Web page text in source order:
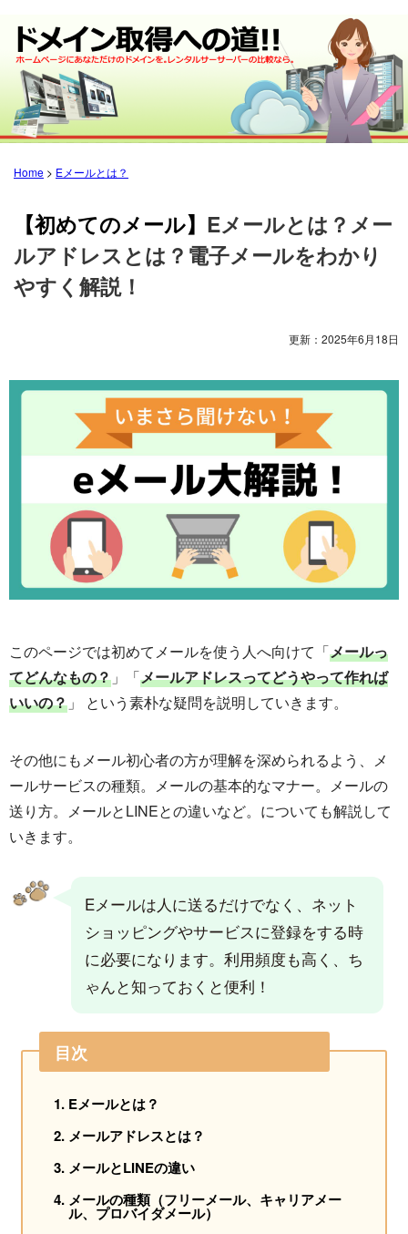
Home > Eメールとは？
【初めてのメール】 Eメールとは？メー
ルアドレスとは？電子メールをわかり
やすく解説！
更新： 2025年6月18日
このページでは初めてメールを使う人へ向けて「メールっ
てどんなもの？ 」「メールアドレスってどうやって作れば
いいの？ 」 という素朴な疑問を説明していきます。
その他にもメール初心者の方が理解を深められるよう、メ
ールサービスの種類。メールの基本的なマナー。メールの
送り方。メールとLINEとの違いなど。についても解説して
いきます。
Eメールは人に送るだけでなく、ネット
ショッピングやサービスに登録をする時
に必要になります。利用頻度も高く、ち
ゃんと知っておくと便利！
目次
Eメールとは？
メールアドレスとは？
メールとLINEの違い
メールの種類（フリーメール、キャリアメー
ル、プロバイダメール）